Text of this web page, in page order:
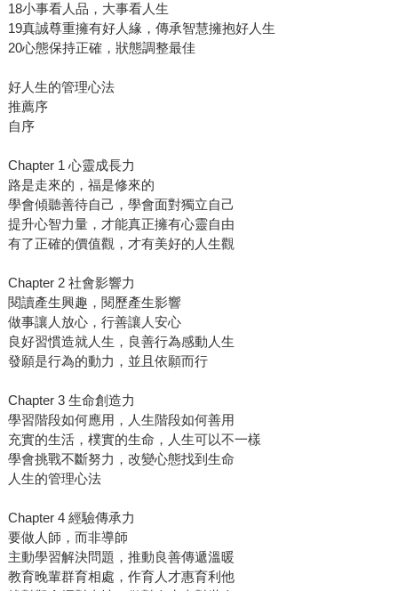
18小事看人品，大事看人生
19真誠尊重擁有好人緣，傳承智慧擁抱好人生
20心態保持正確，狀態調整最佳
好人生的管理心法
推薦序
自序
Chapter 1 心靈成長力
路是走來的，福是修來的
學會傾聽善待自己，學會面對獨立自己
提升心智力量，才能真正擁有心靈自由
有了正確的價值觀，才有美好的人生觀
Chapter 2 社會影響力
閱讀產生興趣，閱歷產生影響
做事讓人放心，行善讓人安心
良好習慣造就人生，良善行為感動人生
發願是行為的動力，並且依願而行
Chapter 3 生命創造力
學習階段如何應用，人生階段如何善用
充實的生活，樸實的生命，人生可以不一樣
學會挑戰不斷努力，改變心態找到生命
人生的管理心法
Chapter 4 經驗傳承力
要做人師，而非導師
主動學習解決問題，推動良善傳遞溫暖
教育晚輩群育相處，作育人才惠育利他